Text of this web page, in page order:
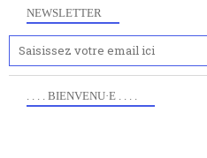
NEWSLETTER
. . . . BIENVENU·E . . . .